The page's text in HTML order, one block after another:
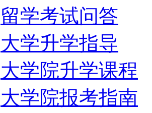
留学考试问答
大学升学指导
大学院升学课程
大学院报考指南